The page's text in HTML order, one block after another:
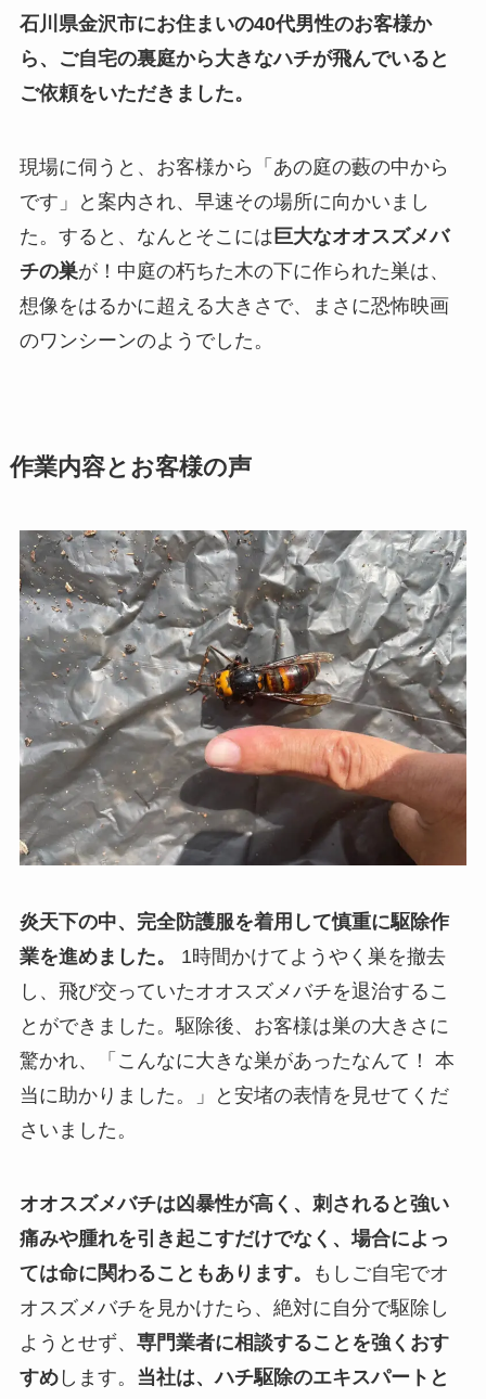
石川県金沢市にお住まいの40代男性のお客様か
ら、ご自宅の裏庭から大きなハチが飛んでいると
ご依頼をいただきました。
現場に伺うと、お客様から「あの庭の藪の中から
です」と案内され、早速その場所に向かいまし
た。すると、なんとそこには 巨大なオオスズメバ
チの巣が！中庭の朽ちた木の下に作られた巣は、
想像をはるかに超える大きさで、まさに恐怖映画
のワンシーンのようでした。
作業内容とお客様の声
炎天下の中、完全防護服を着用して慎重に駆除作
業を進めました。
1時間かけてようやく巣を撤去
し、飛び交っていたオオスズメバチを退治するこ
とができました。駆除後、お客様は巣の大きさに
驚かれ、「こんなに大きな巣があったなんて！ 本
当に助かりました。」と安堵の表情を見せてくだ
さいました。
オオスズメバチは凶暴性が高く、刺されると強い
痛みや腫れを引き起こすだけでなく、場合によっ
ては命に関わることもあります。
もしご自宅でオ
オスズメバチを見かけたら、絶対に自分で駆除し
ようとせず、 専門業者に相談することを強くおす
すめします。 当社は、ハチ駆除のエキスパートと